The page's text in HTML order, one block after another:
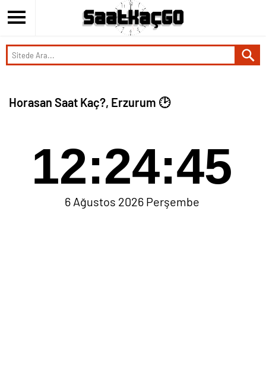
Horasan Saat Kaç?, Erzurum 🕑
12:24:45
6 Ağustos 2026 Perşembe